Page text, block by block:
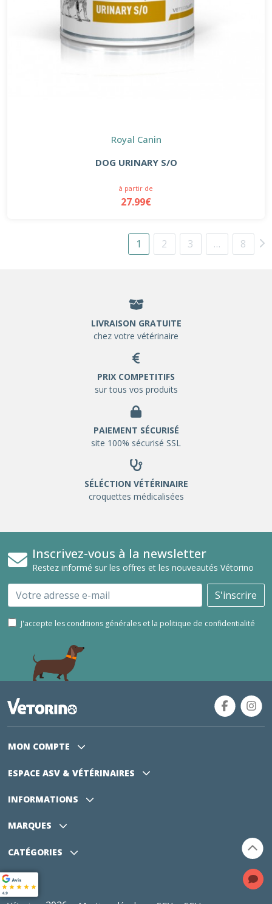
Royal Canin
DOG URINARY S/O
à partir de
27.99€
1 2 3 … 8
LIVRAISON GRATUITE
chez votre vétérinaire
PRIX COMPETITIFS
sur tous vos produits
PAIEMENT SÉCURISÉ
site 100% sécurisé SSL
SÉLÉCTION VÉTÉRINAIRE
croquettes médicalisées
Inscrivez-vous à la newsletter
Restez informé sur les offres et les nouveautés Vétorino
Email S'inscrire
J'accepte les conditions générales et la politique de confidentialité
MON COMPTE
ESPACE ASV & VÉTÉRINAIRES
INFORMATIONS
MARQUES
CATÉGORIES